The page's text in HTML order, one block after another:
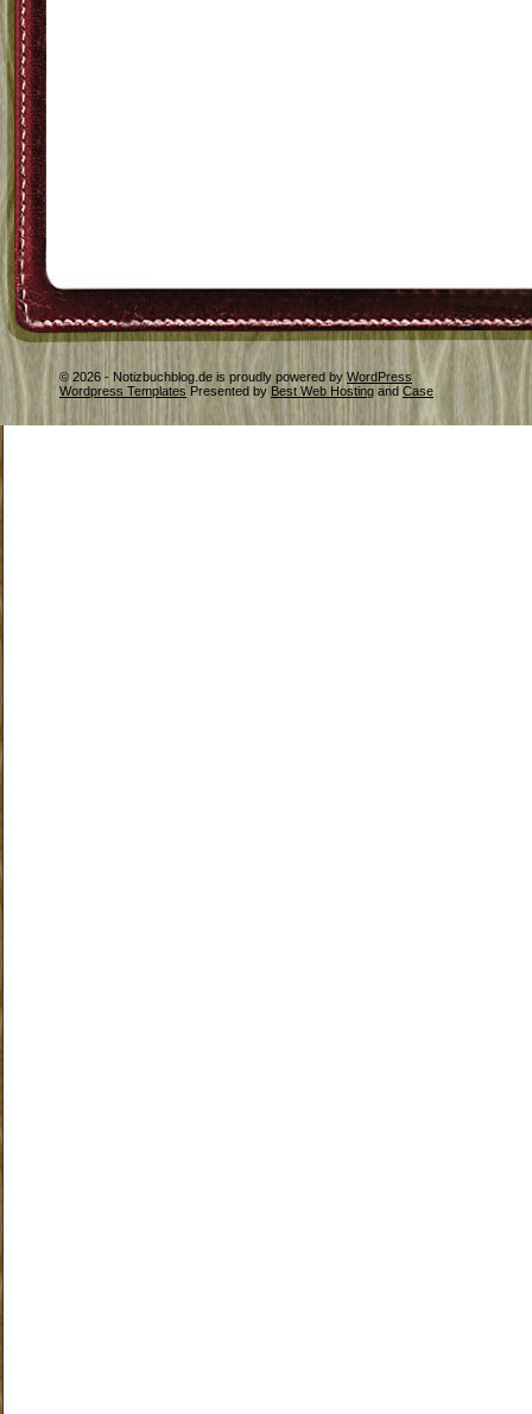
© 2026 - Notizbuchblog.de is proudly powered by WordPress
Wordpress Templates Presented by Best Web Hosting and Case